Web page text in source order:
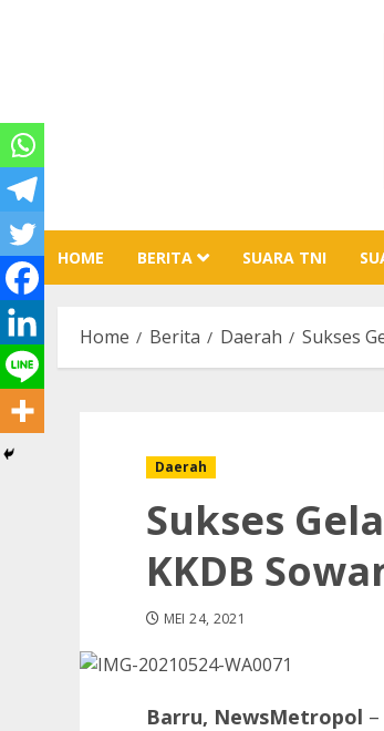
HOME BERITA SUARA TNI
Home Berita Daerah Sukses
Daerah
Sukses
KKDB
MEI 24, 2021
Barru, NewsMetropol